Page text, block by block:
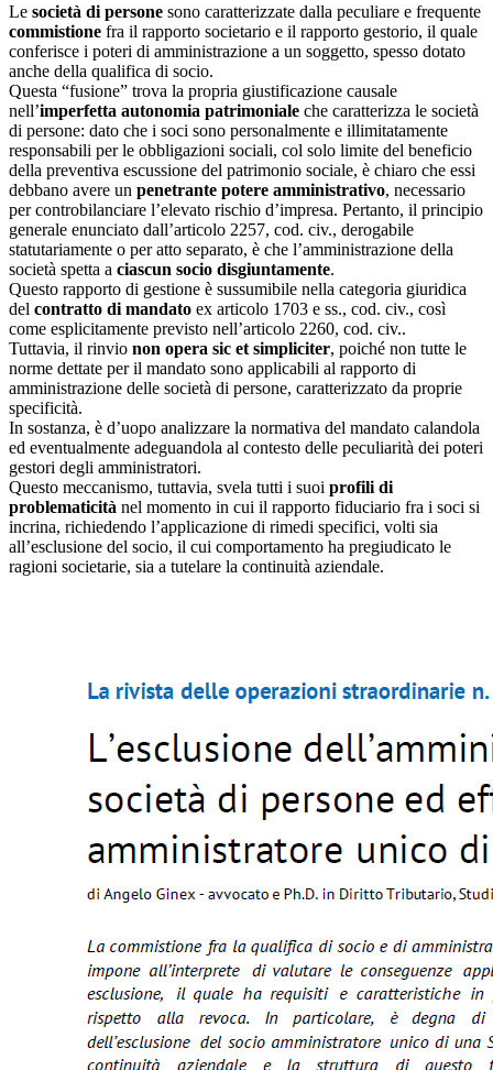
Le società di persone sono caratterizzate dalla peculiare e frequente
commistione fra il rapporto societario e il rapporto gestorio, il quale
conferisce i poteri di amministrazione a un soggetto, spesso dotato
anche della qualifica di socio.
Questa “fusione” trova la propria giustificazione causale
nell’imperfetta autonomia patrimoniale che caratterizza le società
di persone: dato che i soci sono personalmente e illimitatamente
responsabili per le obbligazioni sociali, col solo limite del beneficio
della preventiva escussione del patrimonio sociale, è chiaro che essi
debbano avere un penetrante potere amministrativo, necessario
per controbilanciare l’elevato rischio d’impresa. Pertanto, il principio
generale enunciato dall’articolo 2257, cod. civ., derogabile
statutariamente o per atto separato, è che l’amministrazione della
società spetta a ciascun socio disgiuntamente.
Questo rapporto di gestione è sussumibile nella categoria giuridica
del contratto di mandato ex articolo 1703 e ss., cod. civ., così
come esplicitamente previsto nell’articolo 2260, cod. civ..
Tuttavia, il rinvio non opera sic et simpliciter, poiché non tutte le
norme dettate per il mandato sono applicabili al rapporto di
amministrazione delle società di persone, caratterizzato da proprie
specificità.
In sostanza, è d’uopo analizzare la normativa del mandato calandola
ed eventualmente adeguandola al contesto delle peculiarità dei poteri
gestori degli amministratori.
Questo meccanismo, tuttavia, svela tutti i suoi profili di
problematicità nel momento in cui il rapporto fiduciario fra i soci si
incrina, richiedendo l’applicazione di rimedi specifici, volti sia
all’esclusione del socio, il cui comportamento ha pregiudicato le
ragioni societarie, sia a tutelare la continuità aziendale.